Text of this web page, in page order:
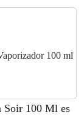
100 ml
Soir 100 Ml es